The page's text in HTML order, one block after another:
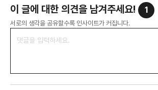
이 글에 대한 의견을 남겨주세요! 1
서로의 생각을 공유할수록 인사이트가 커집니다.